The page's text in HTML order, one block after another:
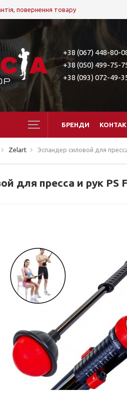
повернення товару
+38 (067) 448-80-
+38 (050) 499-75-
+38 (093) 072-49-
БРЕНДИ
Zelart Эспандер силовой для
для пресса и рук